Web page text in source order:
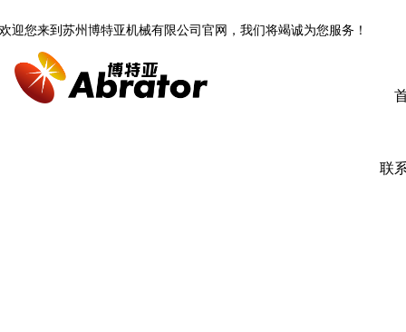
迎您来到苏州博特亚机械有限公司官网，我们将竭诚为您服务！
联